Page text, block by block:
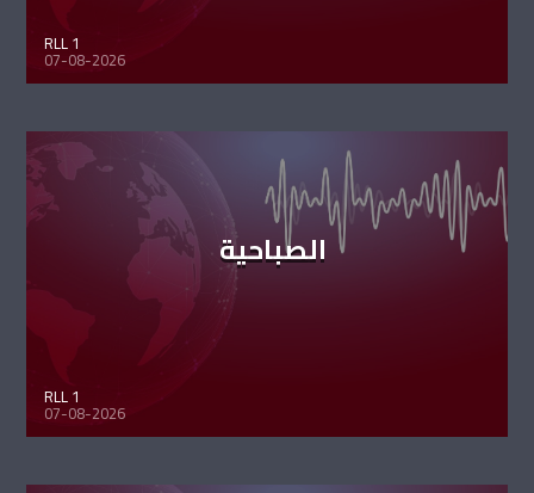
RLL 1
07-08-2026
الصباحية
RLL 1
07-08-2026